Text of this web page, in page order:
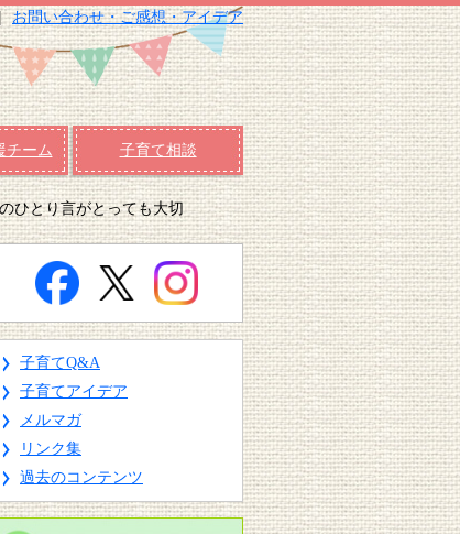
お問い合わせ・ご感想・アイデア
チーム 子育て相談
ひとり言がとっても大切
子育てQ&A
子育てアイデア
メルマガ
リンク集
過去のコンテンツ